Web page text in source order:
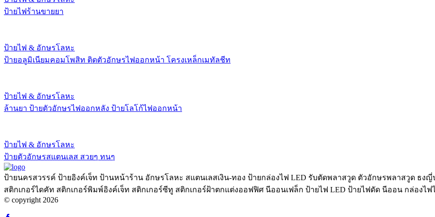
ป้ายไฟร้านขายยา
ป้ายไฟ & อักษรโลหะ
ป้ายอลูมิเนียมคอมโพสิท ติดตัวอักษรไฟออกหน้า โครงเหล็กเมทัลชีท
ป้ายไฟ & อักษรโลหะ
ล้านยา ป้ายตัวอักษรไฟออกหลัง ป้ายโลโก้ไฟออกหน้า
ป้ายไฟ & อักษรโลหะ
ป้ายตัวอักษรสแตนเลส สวยๆ ทนๆ
ป้ายนครสวรรค์ ป้ายอิงค์เจ็ท ป้านหน้าร้าน อักษรโลหะ สแตนเลสเงิน-ทอง ป้ายกล่องไฟ LED รับตัดพลาสวูด ตัวอักษรพลาสวูด ธงญี่
สติกเกอร์ไดคัท สติกเกอร์พิมพ์อิงค์เจ็ท สติกเกอร์ซีทู สติกเกอร์ฝ้าตกแต่งออฟฟิศ นีออนเฟล็ก ป้ายไฟ LED ป้ายไฟดัด นีออน กล่องไฟ
© copyright 2026